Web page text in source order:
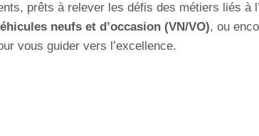
prêts à relever les défis des métiers liés à
neufs et d’occasion (VN/VO), ou
vous guider vers l’excellence.